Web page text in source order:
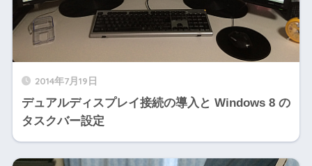
2014年7月19日
デュアルディスプレイ接続の導入と Windows 8 の
タスクバー設定